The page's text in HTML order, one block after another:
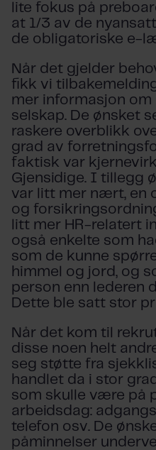
lite fokus på
at 1/3 av de
de obligatoriske e-
Når det gjelder
fikk vi
mer informasjon om
selskap. De ønsket
raskere overblikk
grad av
faktisk var
Gjensidige. I tillegg
var litt mer nært, en
og
litt mer HR-relatert
også enkelte som
som de kunne
himmel og jord, og
person enn lederen
Dette ble satt stor
Når det kom til
disse noen helt
seg støtte fra
handlet da i stor
som skulle være på
arbeidsdag:
telefon osv. De
påminnelser